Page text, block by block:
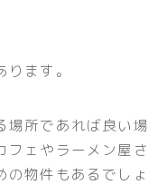
ます。
場所であれば良い場
フェやラーメン屋さ
の物件もあるでしょ